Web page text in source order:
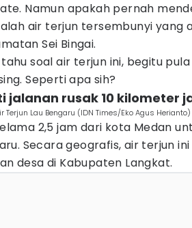
Namun apakah pernah
air terjun tersembunyi yang
Sei Bingai.
soal air terjun ini, begitu
Seperti apa sih?
jalanan rusak 10 kilometer
Lau Bengaru (IDN Times/Eko Agus Herianto)
2,5 jam dari kota Medan
Secara geografis, air terjun
desa di Kabupaten Langkat.